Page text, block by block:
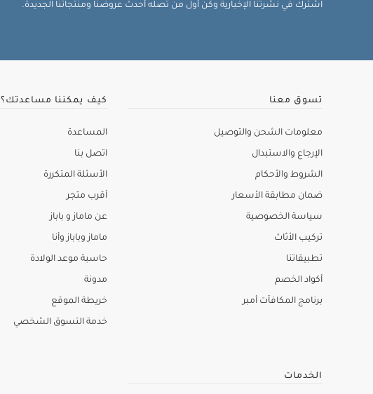
اشترك في نشرتنا الإخبارية وكن أول من تصله أحدث عروضنا ومنتجاتنا الجديدة.
تسوق معنا
معلومات الشحن والتوصيل
الإرجاع والاستبدال
الشروط والأحكام
ضمان مطابقة الأسعار
سياسة الخصوصية
تركيب الأثاث
تطبيقاتنا
أكواد الخصم
برنامج المكافآت أمبر
كيف يمكننا مساعدتك؟
المساعدة
اتصل بنا
الأسئلة المتكررة
أقرب متجر
عن ماماز و باباز
ماماز وباباز وأنا
حاسبة موعد الولادة
مدونة
خريطة الموقع
خدمة التسوق الشخصي
الخدمات